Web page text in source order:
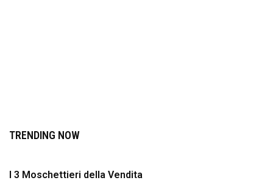
TRENDING NOW
I 3 Moschettieri della Vendita